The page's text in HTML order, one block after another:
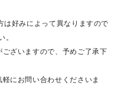
は好みによって異なりますので
。
ざいますので、予めご了承下
にお問い合わせくださいま